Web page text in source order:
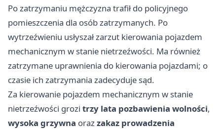
Po zatrzymaniu mężczyzna trafił do policyjnego
pomieszczenia dla osób zatrzymanych. Po
wytrzeźwieniu usłyszał zarzut kierowania pojazdem
mechanicznym w stanie nietrzeźwości. Ma również
zatrzymane uprawnienia do kierowania pojazdami; o
czasie ich zatrzymania zadecyduje sąd.
Za kierowanie pojazdem mechanicznym w stanie
nietrzeźwości grozi trzy lata pozbawienia wolności,
wysoka grzywna orazzakaz prowadzenia